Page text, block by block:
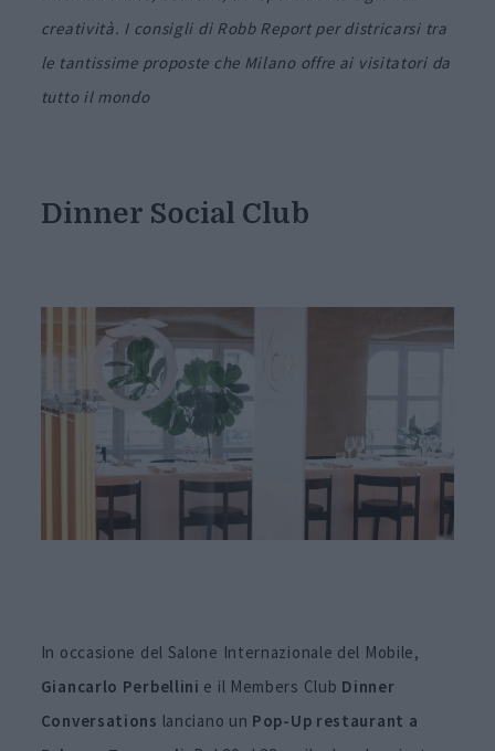
creatività. I consigli di Robb Report per districarsi tra
le tantissime proposte che Milano offre ai visitatori da
tutto il mondo
Dinner Social Club
In occasione del Salone Internazionale del Mobile,
Giancarlo Perbellini e il Members Club Dinner
Conversations lanciano un Pop-Up restaurant a